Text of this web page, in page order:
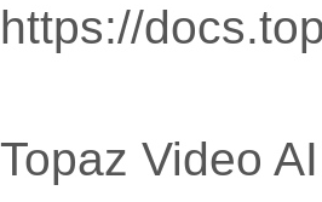
https://
Topaz Video